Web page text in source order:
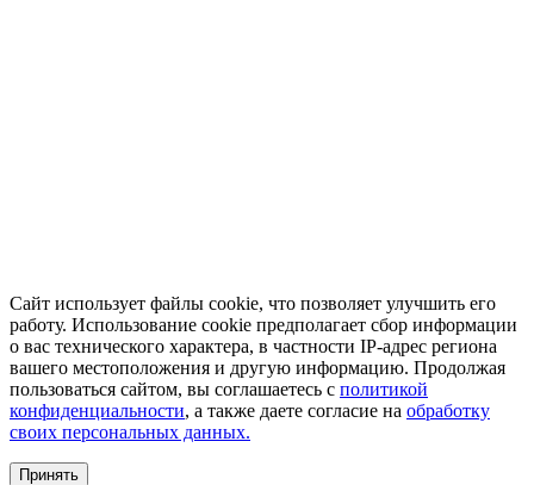
Сайт использует файлы cookie, что позволяет улучшить его
работу. Использование cookie предполагает сбор информации
о вас технического характера, в частности IP-адрес региона
вашего местоположения и другую информацию. Продолжая
пользоваться сайтом, вы соглашаетесь с политикой
конфиденциальности, а также даете согласие на обработку
своих персональных данных.
Принять